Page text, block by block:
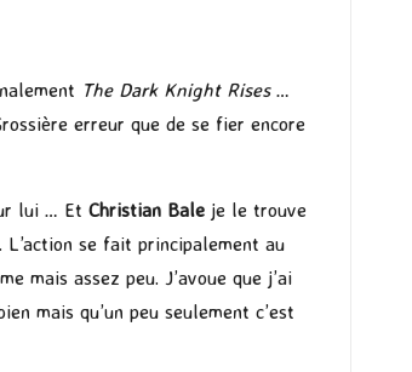
The Dark Knight Rises…
erreur que de se fier encore
lui … Et Christian Bale je le trouve
se fait principalement au
assez peu. J’avoue que j’ai
mais qu’un peu seulement c’est